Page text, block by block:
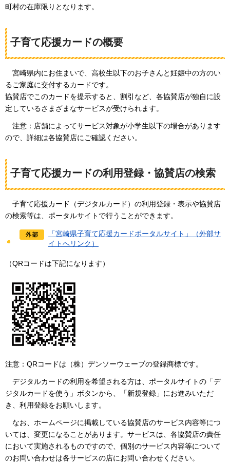
町村の在庫限りとなります。
子育て応援カードの概要
宮崎県内にお住まいで、高校生以下のお子さんと妊娠中の方のい
るご家庭に交付するカードです。
協賛店でこのカードを提示すると、割引など、各協賛店が独自に設
定しているさまざまなサービスが受けられます。
注意： 店舗によってサービス対象が小学生以下の場合があります
ので、詳細は各協賛店にご確認ください。
子育て応援カードの利用登録・協賛店の検索
子育て応援カード（デジタルカード）の利用登録・表示や協賛店
の検索等は、ポータルサイトで行うことができます。
「宮崎県子育て応援カードポータルサイト」（外部サ
イトへリンク）
（QRコードは下記になります）
注意：QRコードは（株）デンソーウェーブの登録商標です。
デジタルカードの利用を希望される方は、ポータルサイトの「デ
ジタルカードを使う」ボタンから、「新規登録」にお進みいただ
き、利用登録をお願いします。
なお 、ホームページに掲載している協賛店のサービス内容等につ
いては、変更になることがあります。サービスは、各協賛店の責任
において実施されるものですので、個別のサービス内容等について
のお問い合わせは各サービスの店にお問い合わせください。